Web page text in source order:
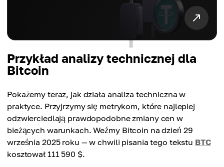
Przykład analizy technicznej dla
Bitcoin
Pokażemy teraz, jak działa analiza techniczna w
praktyce. Przyjrzymy się metrykom, które najlepiej
odzwierciedlają prawdopodobne zmiany cen w
bieżących warunkach. Weźmy Bitcoin na dzień 29
września 2025 roku — w chwili pisania tego tekstu BTC
kosztował 111 590 $.